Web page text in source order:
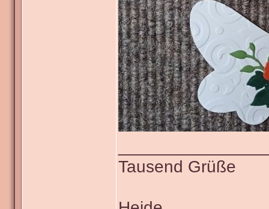
Tausend Grüße